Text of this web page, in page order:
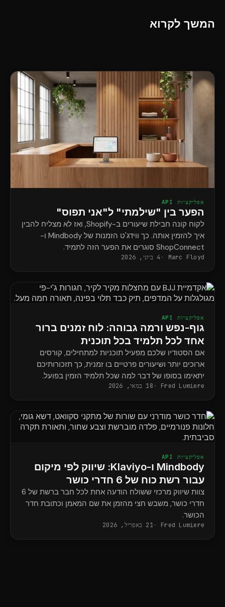
המשך לקרוא
אפליקציות API
הפער בין "שילמתי" ל"אני תפוס"
לקוח קונה חבילת שיעורים ב-Shopify, ואז לא מצליח להבין
איך להזמין אותה. כך ווידג'ט הזמנות של Mindbody ו-
ShopConnect סוגרים את הפער הזה לתמיד.
Marc Floyd 4 ביוני, 2026
אפליקציות API
גוף-נפש ורמה גבוהה: לוח זמנים ברור
אחד לכל תלמיד בכל תוכנית
אם הסטודיו שלכם מפעיל תוכניות למתחילים, קורסים
ארוכים יותר ושיעורים פרטיים בו זמנית, כך תזכורותיכם
יתאימו בסופו של דבר למה שכל תלמיד הזמין בפועל.
Fred Lumiere 18 במאי, 2026
אפליקציות API
Mindbody ו-Klaviyo: שיווק לפי מיקום
עבור רשת כוח של 6 חדרי כושר
צוות שיווק מרכזי ששולח הודעה אחת לכל חבר ברשת של 6
חדרי כושר, משבש חצי מהזמן את שם המאמן וכתובת חדר
הכושר.
Fred Lumiere 21 באפריל, 2026